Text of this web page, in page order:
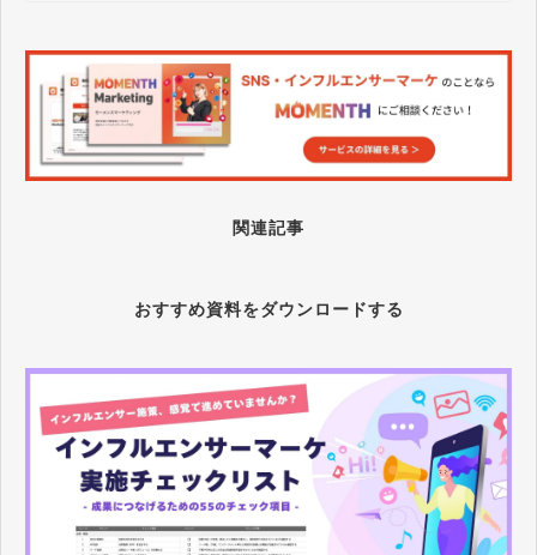
関連記事
おすすめ資料をダウンロードする